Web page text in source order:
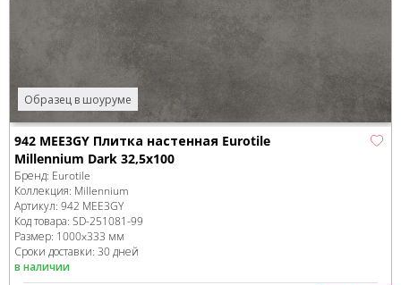
Образец в шоуруме
942 MEE3GY Плитка настенная Eurotile
Millennium Dark 32,5x100
Бренд: Eurotile
Коллекция: Millennium
Артикул: 942 MEE3GY
Код товара: SD-251081-99
Размер: 1000x333 мм
Сроки доставки: 30 дней
в наличии